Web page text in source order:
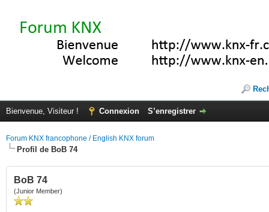
Bienvenue, Visiteur ! Connexion S’enregistrer
Forum KNX francophone / English KNX forum
Profil de BoB 74
BoB 74
(Junior Member)